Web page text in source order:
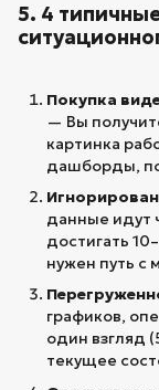
5. 4
Покупка
— Вы
картинка
дашборды,
данные идут
достигать
нужен путь с
графиков,
один взгляд
текущее